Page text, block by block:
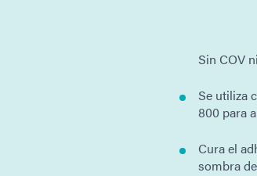
Sin COV
Se utiliza
800 para
Cura el
sombra